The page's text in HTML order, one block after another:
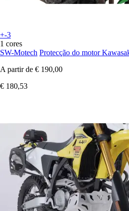
+-3
1 cores
SW-Motech Protecção do motor
A partir de € 190,00
€ 180,53